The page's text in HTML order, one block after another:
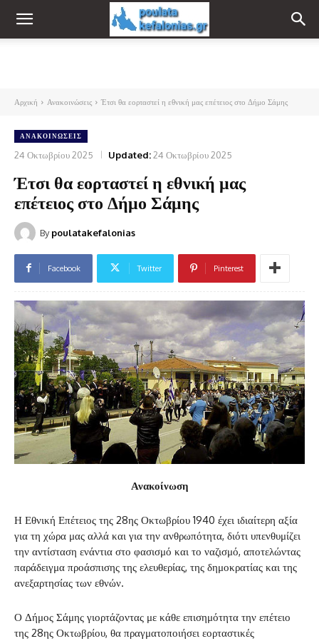
Αρχική Ανακοινώσεις Έτσι θα εορταστεί η εθνική μας επέτειος στο Δήμο Σάμης
ΑΝΑΚΟΙΝΏΣΕΙΣ
24 Οκτωβρίου 2025 Updated:24 Οκτωβρίου 2025
Έτσι θα εορταστεί η εθνική μας
επέτειος στο Δήμο Σάμης
By poulatakefalonias
Facebook Twitter Pinterest
Ανακοίνωση
Η Εθνική Επέτειος της 28ης Οκτωβρίου 1940 έχει ιδιαίτερη αξία
για τη χώρα μας αλλά και για την ανθρωπότητα, διότι υπενθυμίζει
την αντίσταση ενάντια στο φασισμό και το ναζισμό, αποτελώντας
παράδειγμα προάσπισης της ελευθερίας, της δημοκρατίας και της
ανεξαρτησίας των εθνών.
Ο Δήμος Σάμης γιορτάζοντας με κάθε επισημότητα την επέτειο
της 28ης Οκτωβρίου, θα πραγματοποιήσει εορταστικές